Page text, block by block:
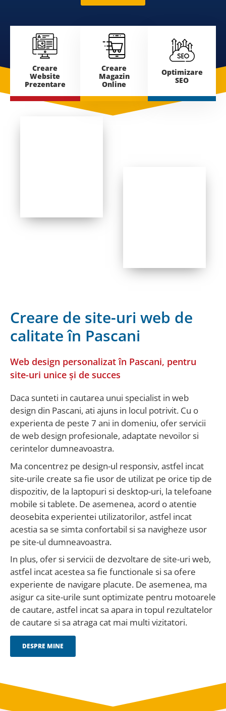
Creare
Website
Prezentare
Creare
Magazin
Online
Optimizare
SEO
Creare de site-uri web de
calitate în Pascani
Web design personalizat în Pascani, pentru
site-uri unice și de succes
Daca sunteti in cautarea unui specialist in web
design din Pascani, ati ajuns in locul potrivit. Cu o
experienta de peste 7 ani in domeniu, ofer servicii
de web design profesionale, adaptate nevoilor si
cerintelor dumneavoastra.
Ma concentrez pe design-ul responsiv, astfel incat
site-urile create sa fie usor de utilizat pe orice tip de
dispozitiv, de la laptopuri si desktop-uri, la telefoane
mobile si tablete. De asemenea, acord o atentie
deosebita experientei utilizatorilor, astfel incat
acestia sa se simta confortabil si sa navigheze usor
pe site-ul dumneavoastra.
In plus, ofer si servicii de dezvoltare de site-uri web,
astfel incat acestea sa fie functionale si sa ofere
experiente de navigare placute. De asemenea, ma
asigur ca site-urile sunt optimizate pentru motoarele
de cautare, astfel incat sa apara in topul rezultatelor
de cautare si sa atraga cat mai multi vizitatori.
DESPRE MINE